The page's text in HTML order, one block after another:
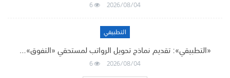
2026/08/04
6
التطبيقي
«التطبيقي»: تقديم نماذج تحويل الرواتب لمستحقي «التفوق»…
2026/08/04
6